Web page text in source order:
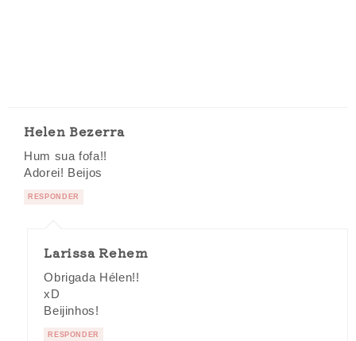
Helen Bezerra
Hum sua fofa!!
Adorei! Beijos
RESPONDER
Larissa Rehem
Obrigada Hélen!!
xD
Beijinhos!
RESPONDER